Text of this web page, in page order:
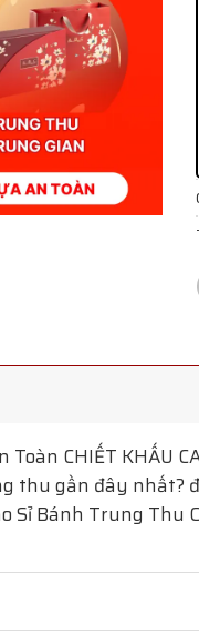
Toàn CHIẾT KHẤU
thu gần đây nhất?
Sỉ Bánh Trung Thu